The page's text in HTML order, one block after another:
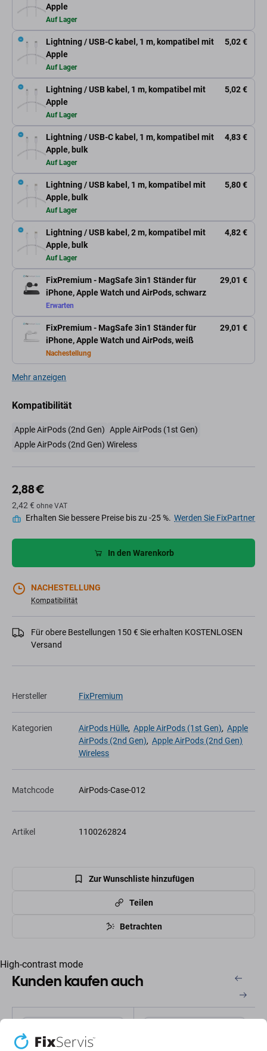
Apple
Auf Lager
Lightning / USB-C kabel, 1 m, kompatibel mit
Apple
5,02 €
Auf Lager
Lightning / USB kabel, 1 m, kompatibel mit
Apple
5,02 €
Auf Lager
Lightning / USB-C kabel, 1 m, kompatibel mit
Apple, bulk
4,83 €
Auf Lager
Lightning / USB kabel, 1 m, kompatibel mit
Apple, bulk
5,80 €
Auf Lager
Lightning / USB kabel, 2 m, kompatibel mit
Apple, bulk
4,82 €
Auf Lager
FixPremium - MagSafe 3in1 Ständer für
iPhone, Apple Watch und AirPods, schwarz
29,01 €
Erwarten
FixPremium - MagSafe 3in1 Ständer für
iPhone, Apple Watch und AirPods, weiß
29,01 €
Nachestellung
Mehr anzeigen
Kompatibilität
Apple AirPods (2nd Gen) Apple AirPods (1st Gen)
Apple AirPods (2nd Gen) Wireless
2,88 €
2,42 € ohne VAT
Erhalten Sie bessere Preise bis zu -25 %. Werden Sie FixPartner
In den Warenkorb
NACHESTELLUNG
Kompatibilität
Für obere Bestellungen 150 € Sie erhalten KOSTENLOSEN
Versand
Hersteller FixPremium
Kategorien AirPods Hülle, Apple AirPods (1st Gen), Apple
AirPods (2nd Gen), Apple AirPods (2nd Gen)
Wireless
Matchcode AirPods-Case-012
Artikel 1100262824
Zur Wunschliste hinzufügen
Teilen
Betrachten
High-contrast mode
Kunden kaufen auch